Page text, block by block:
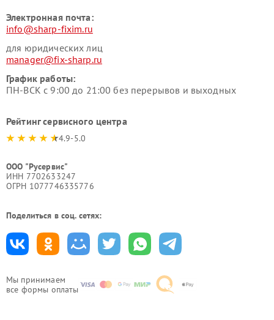
Мы принимаем
все формы оплаты
Электронная почта:
info@sharp-fixim.ru
для юридических лиц
manager@fix-sharp.ru
График работы:
ПН-ВСК с 9:00 до 21:00 без перерывов и выходных
Рейтинг сервисного центра
4.9-5.0
ООО "Русервис"
ИНН 7702633247
ОГРН 1077746335776
Поделиться в соц. сетях: